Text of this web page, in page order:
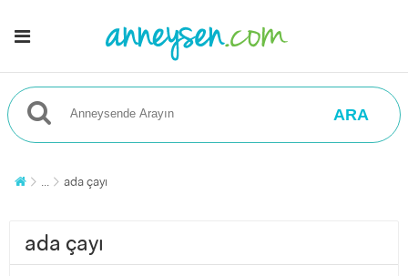
ARA
... ada çayı
ada çayı